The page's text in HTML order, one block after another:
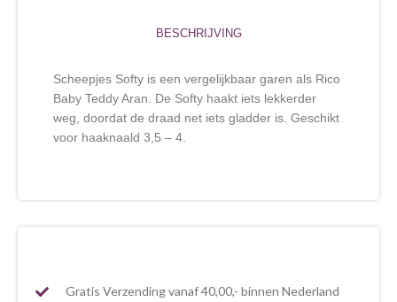
BESCHRIJVING
Scheepjes Softy is een vergelijkbaar garen als Rico
Baby Teddy Aran. De Softy haakt iets lekkerder
weg, doordat de draad net iets gladder is. Geschikt
voor haaknaald 3,5 – 4.
Gratis Verzending vanaf 40,00,- binnen Nederland